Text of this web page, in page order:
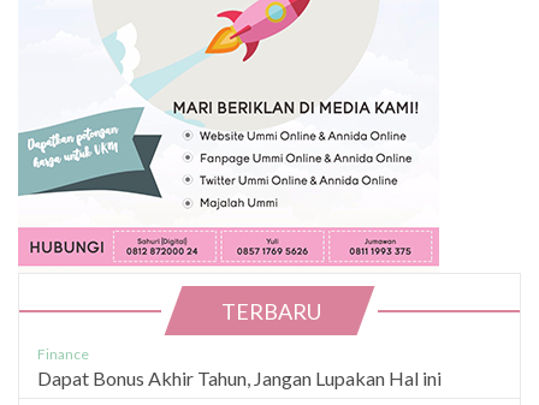
TERBARU
Finance
Dapat Bonus Akhir Tahun, Jangan Lupakan Hal ini